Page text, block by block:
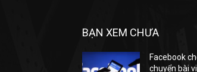
BẠN XEM CHƯA
Facebook
chuyển bài